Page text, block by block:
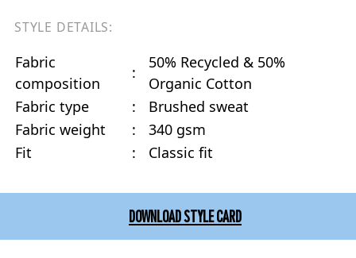
STYLE DETAILS:
Fabric
composition
:
50% Recycled & 50%
Organic Cotton
Fabric type
:
Brushed sweat
Fabric weight
:
340 gsm
Fit
: Classic fit
DOWNLOAD STYLE CARD